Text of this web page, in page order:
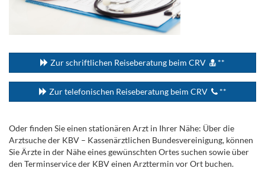
Zur schriftlichen Reiseberatung beim CRV **
Zur telefonischen Reiseberatung beim CRV **
Oder finden Sie einen stationären Arzt in Ihrer Nähe: Über die
Arztsuche der KBV – Kassenärztlichen Bundesvereinigung, können
Sie Ärzte in der Nähe eines gewünschten Ortes suchen sowie über
den Terminservice der KBV einen Arzttermin vor Ort buchen.